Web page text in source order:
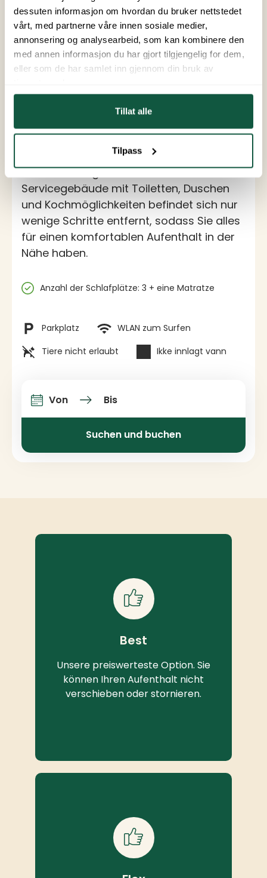
dessuten informasjon om hvordan du bruker nettstedet
vårt, med partnerne våre innen sosiale medier,
annonsering og analysearbeid, som kan kombinere den
med annen informasjon du har gjort tilgjengelig for dem,
eller som de har samlet inn gjennom din bruk av
Tillat alle
Tilpass
Glamping Sjøsanden
Unsere Glampingzelte bieten Platz für bis
Doppelbett (160 cm) sowie einem
Einzelbett (80 cm) mit einer zusätzlichen
Matratze ausgestattet. Das
Servicegebäude mit Toiletten, Duschen
und Kochmöglichkeiten befindet sich nur
wenige Schritte entfernt, sodass Sie alles
für einen komfortablen Aufenthalt in der
Nähe haben.
Spezifikationen
Anzahl der Schlafplätze: 3 + eine Matratze
Einrichtungen
Parkplatz
WLAN zum Surfen
Tiere nicht erlaubt
Ikke innlagt vann
An-und Abfahrt
Von Bis
Suchen und buchen
Best
Unsere preiswerteste Option. Sie
können Ihren Aufenthalt nicht
verschieben oder stornieren.